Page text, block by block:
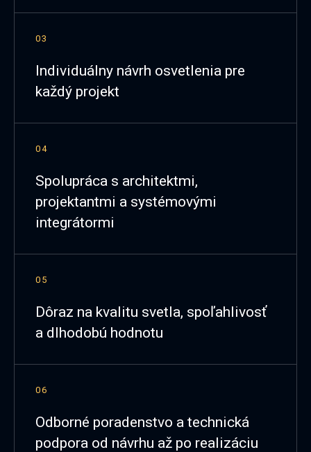
03
Individuálny návrh osvetlenia pre
každý projekt
04
Spolupráca s architektmi,
projektantmi a systémovými
integrátormi
05
Dôraz na kvalitu svetla, spoľahlivosť
a dlhodobú hodnotu
06
Odborné poradenstvo a technická
podpora od návrhu až po realizáciu